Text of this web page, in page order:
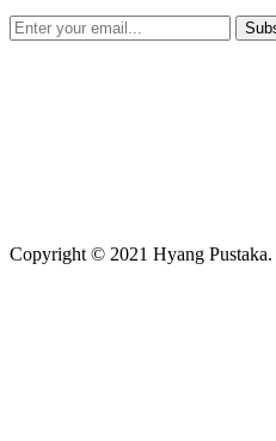
Copyright © 2021 Hyang Pustaka.